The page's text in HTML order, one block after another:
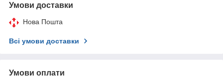
Умови доставки
Нова Пошта
Всі умови доставки
Умови оплати